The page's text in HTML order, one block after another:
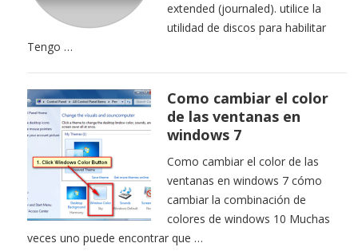
extended (journaled). utilice la
utilidad de discos para habilitar
Tengo …
Como cambiar el color
de las ventanas en
windows 7
Como cambiar el color de las
ventanas en windows 7 cómo
cambiar la combinación de
colores de windows 10 Muchas
veces uno puede encontrar que …